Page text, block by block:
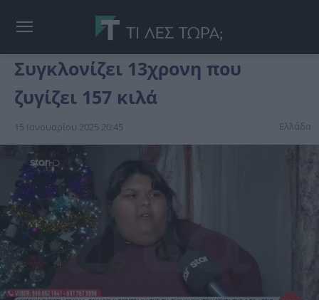
Συγκλονίζει 13χρονη που
ζυγίζει 157 κιλά
15 Ιανουαρίου 2025 20:45 Ελλάδα